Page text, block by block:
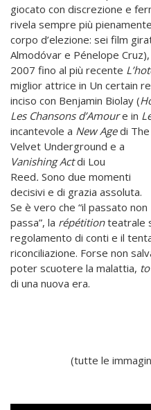
giocato con discrezione e
rivela sempre più
corpo d’elezione: sei film
Almodóvar e Pénelope
2007 fino al più recente
miglior attrice in Un certain
inciso con Benjamin Biolay (
Les Chansons d’Amoure in
incantevole a New Agedi The
Velvet Underground e a
Vanishing Actdi Lou
Reed. Sono due momenti
decisivi e di grazia assoluta.
Se è vero che “il passato non
passa”, la répétitionteatrale
regolamento di conti e il
riconciliazione. Forse non
poter scuotere la malattia, to
di una nuova era.
(tutte le